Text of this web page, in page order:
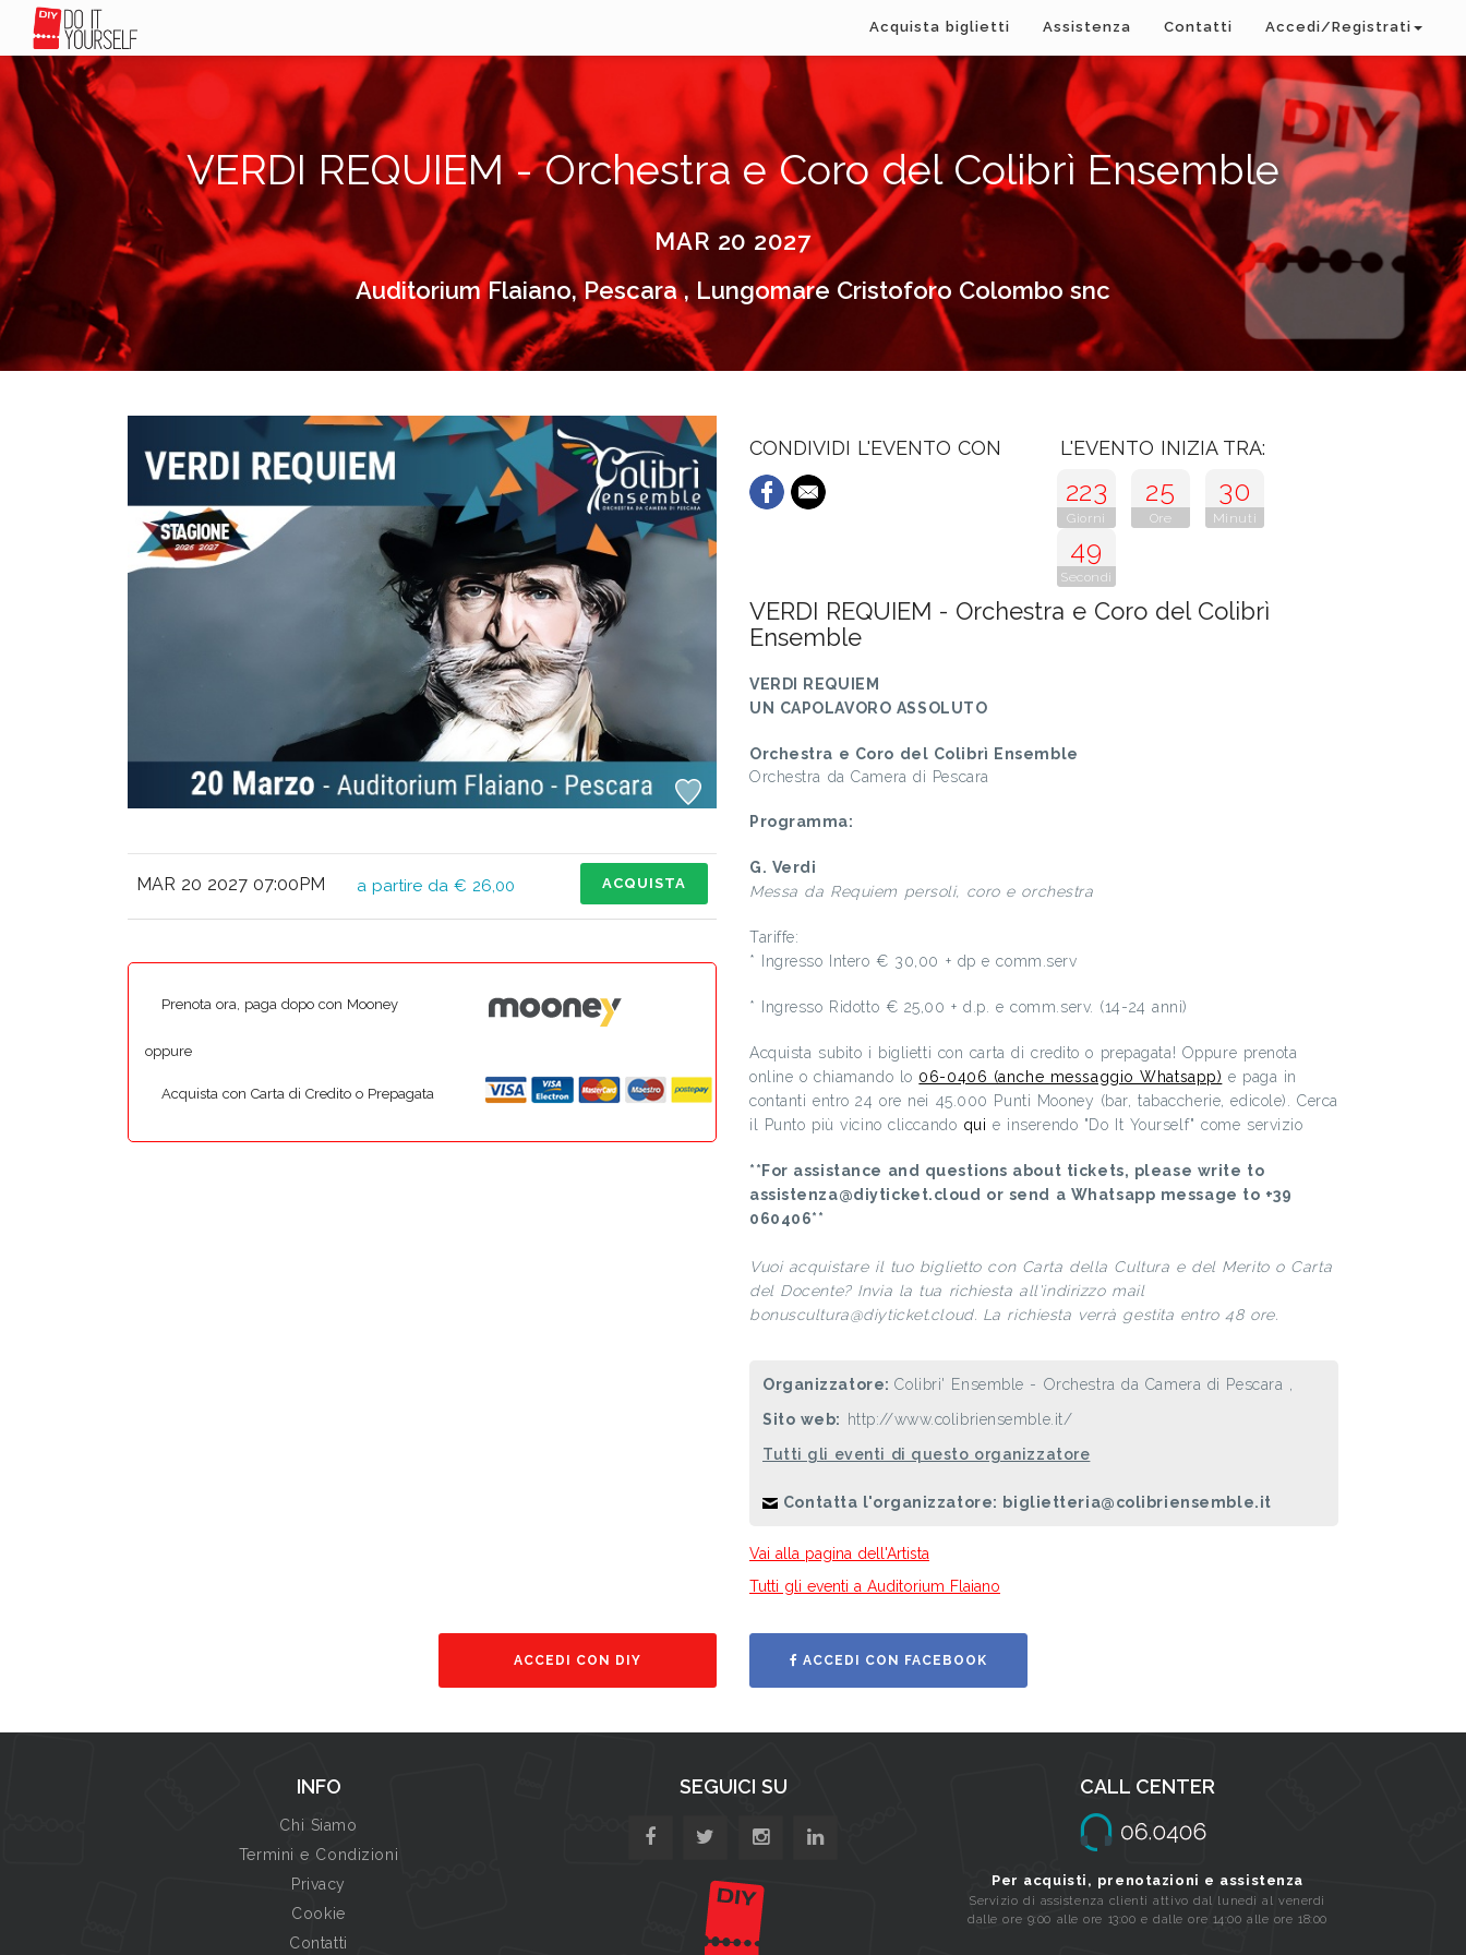
Acquista biglietti Assistenza Contatti Accedi/Registrati
VERDI REQUIEM - Orchestra e Coro del Colibrì Ensemble
MAR 20 2027
Auditorium Flaiano, Pescara , Lungomare Cristoforo Colombo snc
MAR 20 2027 07:00PM a partire da € 26,00 ACQUISTA
Prenota ora, paga dopo con Mooney
oppure
Acquista con Carta di Credito o Prepagata
CONDIVIDI L'EVENTO CON L'EVENTO INIZIA TRA:
223
Giorni
25
Ore
30
Minuti
47
Secondi
VERDI REQUIEM - Orchestra e Coro del Colibrì
Ensemble
VERDI REQUIEM
UN CAPOLAVORO ASSOLUTO
Orchestra e Coro del Colibrì Ensemble
Orchestra da Camera di Pescara
Programma:
G. Verdi
Messa da Requiem persoli, coro e orchestra
Tariffe:
* Ingresso Intero € 30,00 + dp e comm.serv
* Ingresso Ridotto € 25,00 + d.p. e comm.serv. (14-24 anni)
Acquista subito i biglietti con carta di credito o prepagata! Oppure prenota
online o chiamando lo 06-0406 (anche messaggio Whatsapp) e paga in
contanti entro 24 ore nei 45.000 Punti Mooney (bar, tabaccherie, edicole). Cerca
il Punto più vicino cliccando qui e inserendo "Do It Yourself" come servizio
**For assistance and questions about tickets, please write to
assistenza@diyticket.cloud or send a Whatsapp message to +39
060406**
Vuoi acquistare il tuo biglietto con Carta della Cultura e del Merito o Carta
del Docente? Invia la tua richiesta all'indirizzo mail
bonuscultura@diyticket.cloud. La richiesta verrà gestita entro 48 ore.
Organizzatore:Colibri' Ensemble - Orchestra da Camera di Pescara ,
Sito web:
http://www.colibriensemble.it/
Tutti gli eventi di questo organizzatore
Contatta l'organizzatore: biglietteria@colibriensemble.it
Vai alla pagina dell'Artista
Tutti gli eventi a Auditorium Flaiano
ACCEDI CON DIY ACCEDI CON FACEBOOK
INFO
Chi Siamo
Termini e Condizioni
Privacy
Cookie
Contatti
SEGUICI SU CALL CENTER
Per acquisti, prenotazioni e assistenza
Servizio di assistenza clienti attivo dal lunedi al venerdi
dalle ore 9:00 alle ore 13:00 e dalle ore 14:00 alle ore 18:00